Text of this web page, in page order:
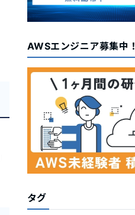
AWSエンジニア募集中！
タグ